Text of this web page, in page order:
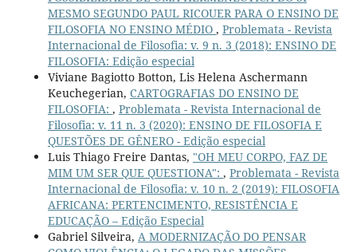
MESMO SEGUNDO PAUL RICOUER PARA O ENSINO DE
FILOSOFIA NO ENSINO MÉDIO , Problemata - Revista
Internacional de Filosofia: v. 9 n. 3 (2018): ENSINO DE
FILOSOFIA: Edição especial
Viviane Bagiotto Botton, Lis Helena Aschermann
Keuchegerian, CARTOGRAFIAS DO ENSINO DE
FILOSOFIA: , Problemata - Revista Internacional de
Filosofia: v. 11 n. 3 (2020): ENSINO DE FILOSOFIA E
QUESTÕES DE GÊNERO - Edição especial
Luis Thiago Freire Dantas, "OH MEU CORPO, FAZ DE
MIM UM SER QUE QUESTIONA": , Problemata - Revista
Internacional de Filosofia: v. 10 n. 2 (2019): FILOSOFIA
AFRICANA: PERTENCIMENTO, RESISTÊNCIA E
EDUCAÇÃO – Edição Especial
Gabriel Silveira, A MODERNIZAÇÃO DO PENSAR